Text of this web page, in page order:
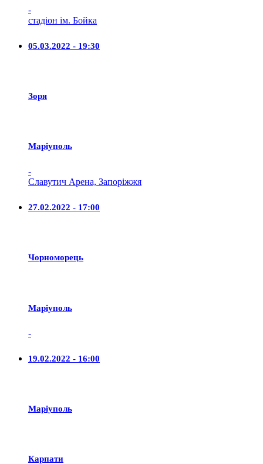
-
стадіон ім. Бойка
05.03.2022 - 19:30
Зоря
Маріуполь
-
Славутич Арена, Запоріжжя
27.02.2022 - 17:00
Чорноморець
Маріуполь
-
19.02.2022 - 16:00
Маріуполь
Карпати